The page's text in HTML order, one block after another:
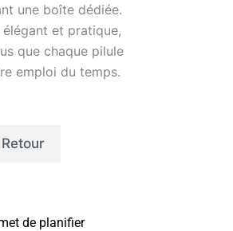
une boîte dédiée.
et pratique,
que chaque pilule
emploi du temps.
Retour
de planifier